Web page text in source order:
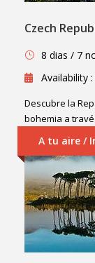
Czech
8 dias / 7
Availability
Descubre la
bohemia a
A tu aire /